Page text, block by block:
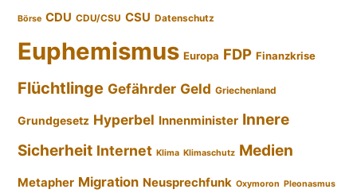
Börse CDU CDU/CSU CSU Datenschutz
Euphemismus Europa FDP Finanzkrise
Flüchtlinge Gefährder Geld Griechenland
Grundgesetz Hyperbel Innenminister Innere
Sicherheit Internet Klima Klimaschutz Medien
Metapher Migration Neusprechfunk Oxymoron Pleonasmus